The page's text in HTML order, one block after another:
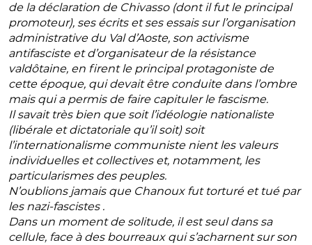
de la déclaration de Chivasso (dont il fut le principal
promoteur), ses écrits et ses essais sur l’organisation
administrative du Val d’Aoste, son activisme
antifasciste et d’organisateur de la résistance
valdôtaine, en firent le principal protagoniste de
cette époque, qui devait être conduite dans l’ombre
mais qui a permis de faire capituler le fascisme.
Il savait très bien que soit l’idéologie nationaliste
(libérale et dictatoriale qu’il soit) soit
l’internationalisme communiste nient les valeurs
individuelles et collectives et, notamment, les
particularismes des peuples.
N’oublions jamais que Chanoux fut torturé et tué par
les nazi-fascistes .
Dans un moment de solitude, il est seul dans sa
cellule, face à des bourreaux qui s’acharnent sur son